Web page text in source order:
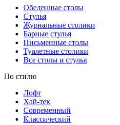
Обеденные столы
Стулья
Журнальные столики
Барные стулья
Письменные столы
Туалетные столики